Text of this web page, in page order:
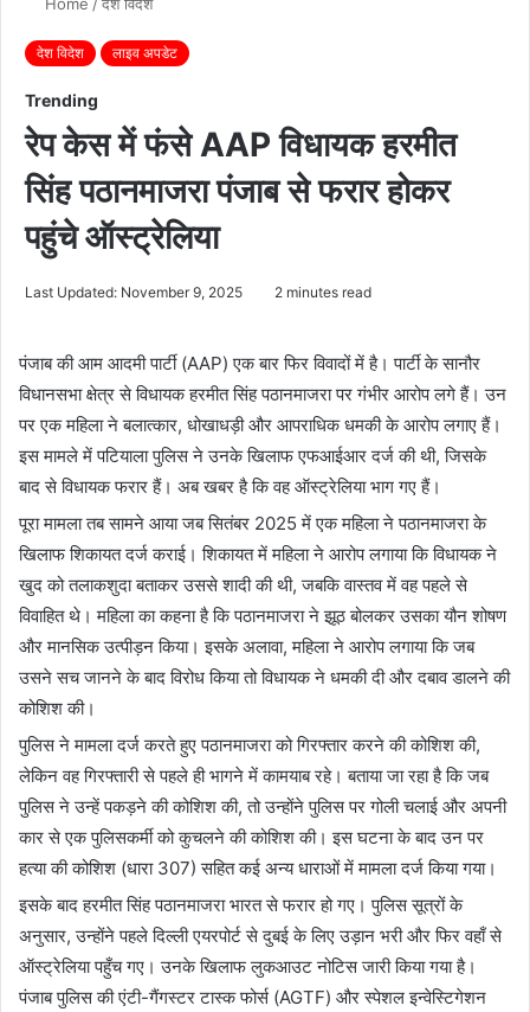
देश विदेश लाइव अपडेट
Trending
रेप केस में फंसे AAP विधायक हरमीत
सिंह पठानमाजरा पंजाब से फरार होकर
पहुंचे ऑस्ट्रेलिया
Last Updated: November 9, 2025 2 minutes read
पंजाब की आम आदमी पार्टी (AAP) एक बार फिर विवादों में है। पार्टी के सानौर
विधानसभा क्षेत्र से विधायक हरमीत सिंह पठानमाजरा पर गंभीर आरोप लगे हैं। उन
पर एक महिला ने बलात्कार, धोखाधड़ी और आपराधिक धमकी के आरोप लगाए हैं।
इस मामले में पटियाला पुलिस ने उनके खिलाफ एफआईआर दर्ज की थी, जिसके
बाद से विधायक फरार हैं। अब खबर है कि वह ऑस्ट्रेलिया भाग गए हैं।
पूरा मामला तब सामने आया जब सितंबर 2025 में एक महिला ने पठानमाजरा के
खिलाफ शिकायत दर्ज कराई। शिकायत में महिला ने आरोप लगाया कि विधायक ने
खुद को तलाकशुदा बताकर उससे शादी की थी, जबकि वास्तव में वह पहले से
विवाहित थे। महिला का कहना है कि पठानमाजरा ने झूठ बोलकर उसका यौन शोषण
और मानसिक उत्पीड़न किया। इसके अलावा, महिला ने आरोप लगाया कि जब
उसने सच जानने के बाद विरोध किया तो विधायक ने धमकी दी और दबाव डालने की
कोशिश की।
पुलिस ने मामला दर्ज करते हुए पठानमाजरा को गिरफ्तार करने की कोशिश की,
लेकिन वह गिरफ्तारी से पहले ही भागने में कामयाब रहे। बताया जा रहा है कि जब
पुलिस ने उन्हें पकड़ने की कोशिश की, तो उन्होंने पुलिस पर गोली चलाई और अपनी
कार से एक पुलिसकर्मी को कुचलने की कोशिश की। इस घटना के बाद उन पर
हत्या की कोशिश (धारा 307) सहित कई अन्य धाराओं में मामला दर्ज किया गया।
इसके बाद हरमीत सिंह पठानमाजरा भारत से फरार हो गए। पुलिस सूत्रों के
अनुसार, उन्होंने पहले दिल्ली एयरपोर्ट से दुबई के लिए उड़ान भरी और फिर वहाँ से
ऑस्ट्रेलिया पहुँच गए। उनके खिलाफ लुकआउट नोटिस जारी किया गया है।
पंजाब पुलिस की एंटी-गैंगस्टर टास्क फोर्स (AGTF) और स्पेशल इन्वेस्टिगेशन